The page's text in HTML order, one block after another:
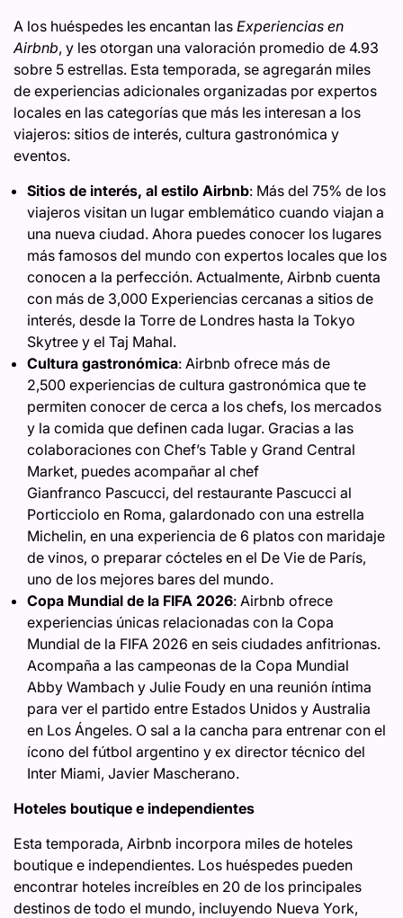
A los huéspedes les encantan las Experiencias en
Airbnb, y les otorgan una valoración promedio de 4.93
sobre 5 estrellas. Esta temporada, se agregarán miles
de experiencias adicionales organizadas por expertos
locales en las categorías que más les interesan a los
viajeros: sitios de interés, cultura gastronómica y
eventos.
Sitios de interés, al estilo Airbnb: Más del 75% de los
viajeros visitan un lugar emblemático cuando viajan a
una nueva ciudad. Ahora puedes conocer los lugares
más famosos del mundo con expertos locales que los
conocen a la perfección. Actualmente, Airbnb cuenta
con más de 3,000 Experiencias cercanas a sitios de
interés, desde la Torre de Londres hasta la Tokyo
Skytree y el Taj Mahal.
Cultura gastronómica: Airbnb ofrece más de
2,500 experiencias de cultura gastronómica que te
permiten conocer de cerca a los chefs, los mercados
y la comida que definen cada lugar. Gracias a las
colaboraciones con Chef’s Table y Grand Central
Market, puedes acompañar al chef
Gianfranco Pascucci, del restaurante Pascucci al
Porticciolo en Roma, galardonado con una estrella
Michelin, en una experiencia de 6 platos con maridaje
de vinos, o preparar cócteles en el De Vie de París,
uno de los mejores bares del mundo.
Copa Mundial de la FIFA 2026: Airbnb ofrece
experiencias únicas relacionadas con la Copa
Mundial de la FIFA 2026 en seis ciudades anfitrionas.
Acompaña a las campeonas de la Copa Mundial
Abby Wambach y Julie Foudy en una reunión íntima
para ver el partido entre Estados Unidos y Australia
en Los Ángeles. O sal a la cancha para entrenar con el
ícono del fútbol argentino y ex director técnico del
Inter Miami, Javier Mascherano.
Hoteles boutique e independientes
Esta temporada, Airbnb incorpora miles de hoteles
boutique e independientes. Los huéspedes pueden
encontrar hoteles increíbles en 20 de los principales
destinos de todo el mundo, incluyendo Nueva York,